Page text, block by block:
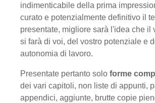
indimenticabile della prima
curato e potenzialmente definitivo il
presentate, migliore sarà l'idea che il
si farà di voi, del vostro potenziale e
autonomia di lavoro.
Presentate pertanto solo forme
dei vari capitoli, non liste di appunti,
appendici, aggiunte, brutte copie